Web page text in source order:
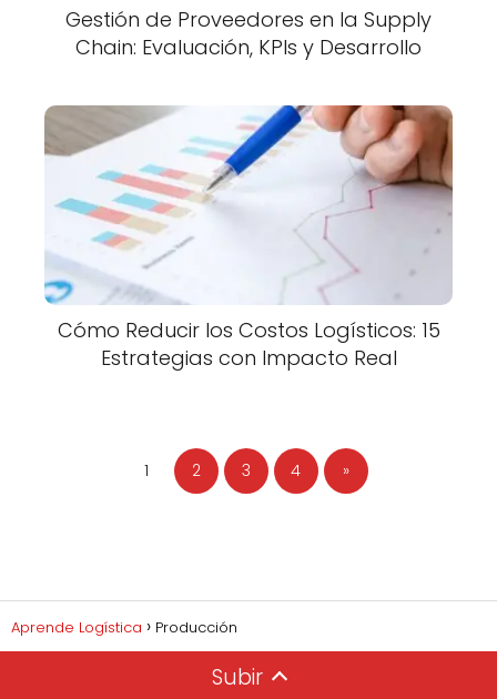
Gestión de Proveedores en la Supply
Chain: Evaluación, KPIs y Desarrollo
Cómo Reducir los Costos Logísticos: 15
Estrategias con Impacto Real
1 2 3 4 »
Aprende Logística Producción
Subir